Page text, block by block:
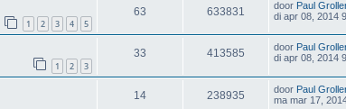
1 2 3 4 5
63 633831 door Paul
di apr 08, 2014
1 2 3
33 413585 door Paul
di apr 08, 2014
14 238935 door Paul
ma mar 17,